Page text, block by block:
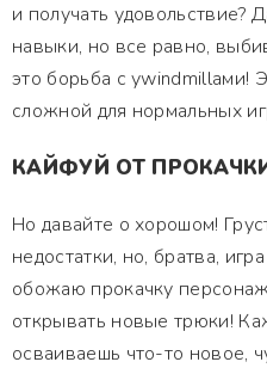
и получать удовольствие?
навыки, но все равно,
это борьба с уwindmillами!
сложной для нормальных
КАЙФУЙ ОТ
Но давайте о хорошом!
недостатки, но, братва,
обожаю прокачку
открывать новые трюки!
осваиваешь что-то новое,